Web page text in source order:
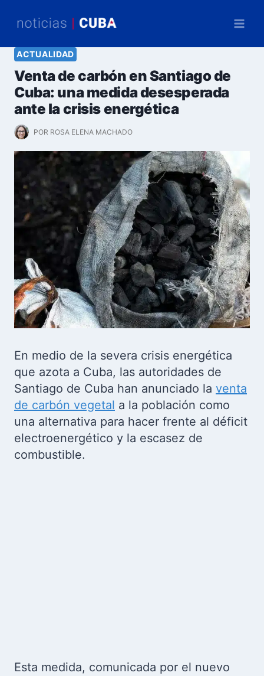
ACTUALIDAD
Venta de carbón en Santiago de
Cuba: una medida desesperada
ante la crisis energética
POR ROSA ELENA MACHADO
En medio de la severa crisis energética
que azota a Cuba, las autoridades de
Santiago de Cuba han anunciado la venta
de carbón vegetal a la población como
una alternativa para hacer frente al déficit
electroenergético y la escasez de
combustible.
Esta medida, comunicada por el nuevo